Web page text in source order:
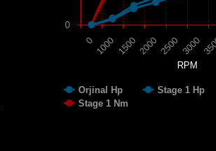
RPM
Orjinal Hp Stage 1 Hp
Stage 1 Nm
0 1000 150020002500 3000
0